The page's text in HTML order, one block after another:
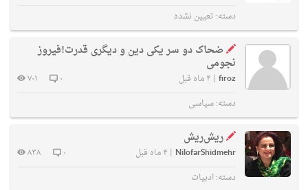
دسته: تعیین نشده
ضحاک دو سر یکی دین و دیگری قدرت!فیروز
نجومی
firoz
| ۴ ماه قبل ۰
۷۰۱
دسته:سیاسی
ریش‌ریش
NilofarShidmehr
| ۴ ماه قبل ۰
۸۳۸
دسته:ادبیات